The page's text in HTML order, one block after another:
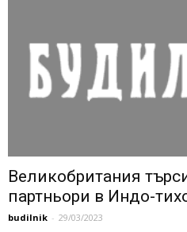
Великобритания
партньори в Индо-
budilnik - 29/03/2023